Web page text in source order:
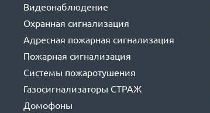
Видеонаблюдение
Охранная сигнализация
Адресная пожарная сигнализация
Пожарная сигнализация
Системы пожаротушения
Газосигнализаторы СТРАЖ
Домофоны